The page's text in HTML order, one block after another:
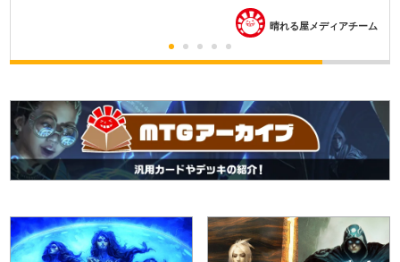
晴れる屋メディアチーム